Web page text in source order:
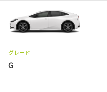
グレード
G